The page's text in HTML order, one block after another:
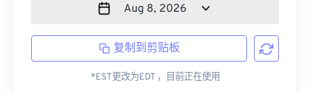
复制到剪贴板
*EST更改为EDT ，目前正在使用